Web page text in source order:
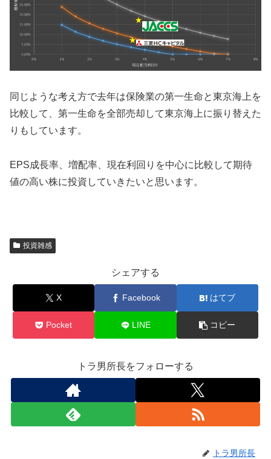
同じような考え方で去年は保険業の第一生命と東京海上を
比較して、第一生命を全部売却して東京海上に振り替えた
りもしています。
EPS成長率、増配率、現在利回りを中心に比較して期待
値の高い株に投資していきたいと思います。
投資雑感
シェアする
X Facebook はてブ
Pocket LINE コピー
トラ男所長をフォローする
トラ男所長